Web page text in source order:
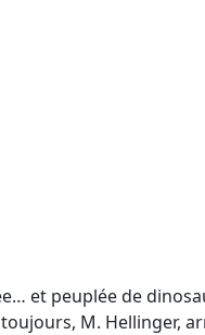
et peuplée de
M. Hellinger,